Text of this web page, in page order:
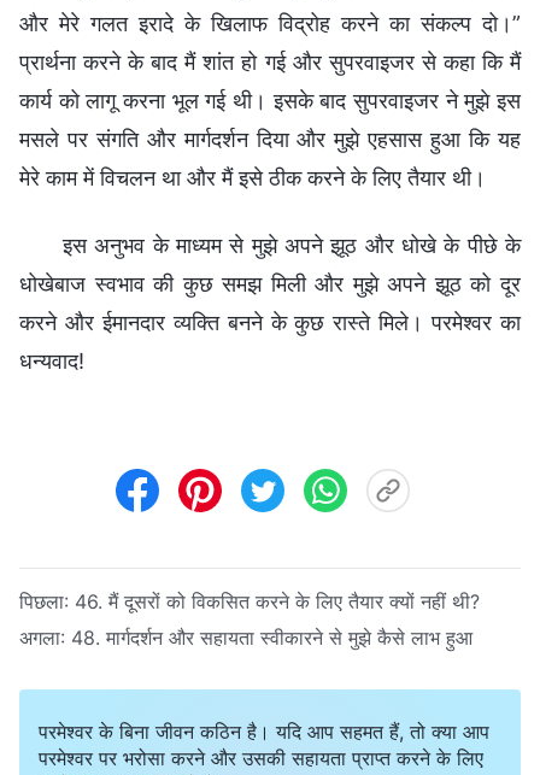
और मेरे गलत इरादे के खिलाफ विद्रोह करने का संकल्प दो।”
प्रार्थना करने के बाद मैं शांत हो गई और सुपरवाइजर से कहा कि मैं
कार्य को लागू करना भूल गई थी। इसके बाद सुपरवाइजर ने मुझे इस
मसले पर संगति और मार्गदर्शन दिया और मुझे एहसास हुआ कि यह
मेरे काम में विचलन था और मैं इसे ठीक करने के लिए तैयार थी।
इस अनुभव के माध्यम से मुझे अपने झूठ और धोखे के पीछे के
धोखेबाज स्वभाव की कुछ समझ मिली और मुझे अपने झूठ को दूर
करने और ईमानदार व्यक्ति बनने के कुछ रास्ते मिले। परमेश्वर का
धन्यवाद!
पिछला: 46. मैं दूसरों को विकसित करने के लिए तैयार क्यों नहीं थी?
अगला: 48. मार्गदर्शन और सहायता स्वीकारने से मुझे कैसे लाभ हुआ
परमेश्वर के बिना जीवन कठिन है। यदि आप सहमत हैं, तो क्या आप
परमेश्वर पर भरोसा करने और उसकी सहायता प्राप्त करने के लिए